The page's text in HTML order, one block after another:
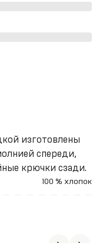
изготовлены
спереди,
крючки сзади.
100 % хлопок